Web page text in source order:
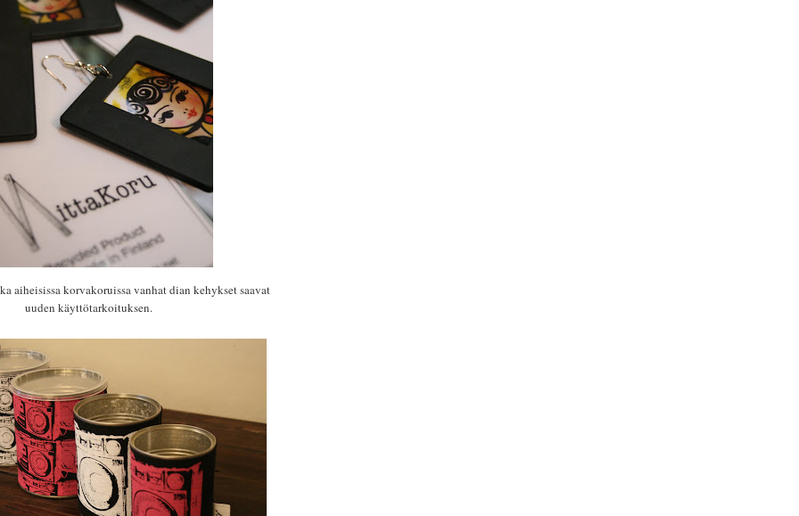
aiheisissa korvakoruissa vanhat dian kehykset saavat
uuden käyttötarkoituksen.